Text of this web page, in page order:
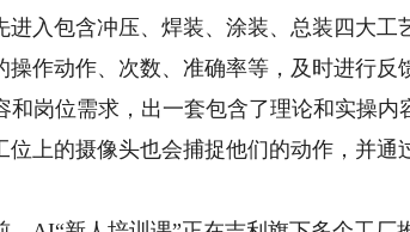
包含冲压、焊装、涂装、总装四大工
作动作、次数、准确率等，及时进行反
和岗位需求，出一套包含了理论和实操内
位上的摄像头也会捕捉他们的动作，并通